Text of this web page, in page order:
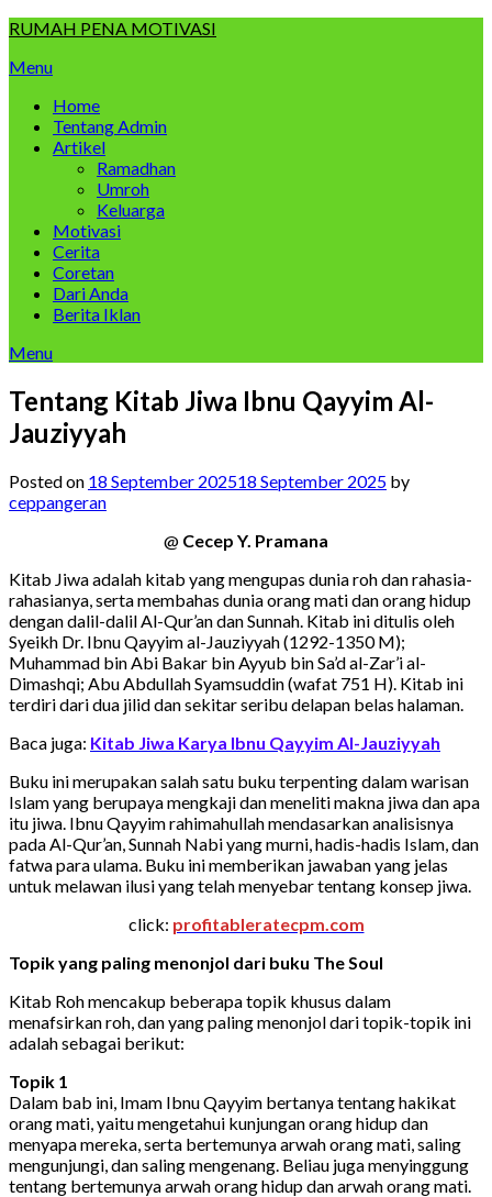
Skip
content
RUMAH PENA MOTIVASI
Menu
Home
Tentang Admin
Artikel
Ramadhan
Umroh
Keluarga
Motivasi
Cerita
Coretan
Dari Anda
Berita Iklan
Menu
Tentang Kitab Jiwa Ibnu Qayyim Al-
Jauziyyah
Posted on 18 September 202518 September 2025 by
ceppangeran
@ Cecep Y. Pramana
Kitab Jiwa adalah kitab yang mengupas dunia roh dan rahasia-
rahasianya, serta membahas dunia orang mati dan orang hidup
dengan dalil-dalil Al-Qur’an dan Sunnah. Kitab ini ditulis oleh
Syeikh Dr. Ibnu Qayyim al-Jauziyyah (1292-1350 M);
Muhammad bin Abi Bakar bin Ayyub bin Sa’d al-Zar’i al-
Dimashqi; Abu Abdullah Syamsuddin (wafat 751 H). Kitab ini
terdiri dari dua jilid dan sekitar seribu delapan belas halaman.
Baca juga: Kitab Jiwa Karya Ibnu Qayyim Al-Jauziyyah
Buku ini merupakan salah satu buku terpenting dalam warisan
Islam yang berupaya mengkaji dan meneliti makna jiwa dan apa
itu jiwa. Ibnu Qayyim rahimahullah mendasarkan analisisnya
pada Al-Qur’an, Sunnah Nabi yang murni, hadis-hadis Islam, dan
fatwa para ulama. Buku ini memberikan jawaban yang jelas
untuk melawan ilusi yang telah menyebar tentang konsep jiwa.
click: profitableratecpm.com
Topik yang paling menonjol dari buku The Soul
Kitab Roh mencakup beberapa topik khusus dalam
menafsirkan roh, dan yang paling menonjol dari topik-topik ini
adalah sebagai berikut:
Topik 1
Dalam bab ini, Imam Ibnu Qayyim bertanya tentang hakikat
orang mati, yaitu mengetahui kunjungan orang hidup dan
menyapa mereka, serta bertemunya arwah orang mati, saling
mengunjungi, dan saling mengenang. Beliau juga menyinggung
tentang bertemunya arwah orang hidup dan arwah orang mati.